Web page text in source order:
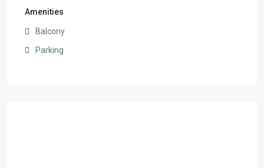
Amenities
Balcony
Parking